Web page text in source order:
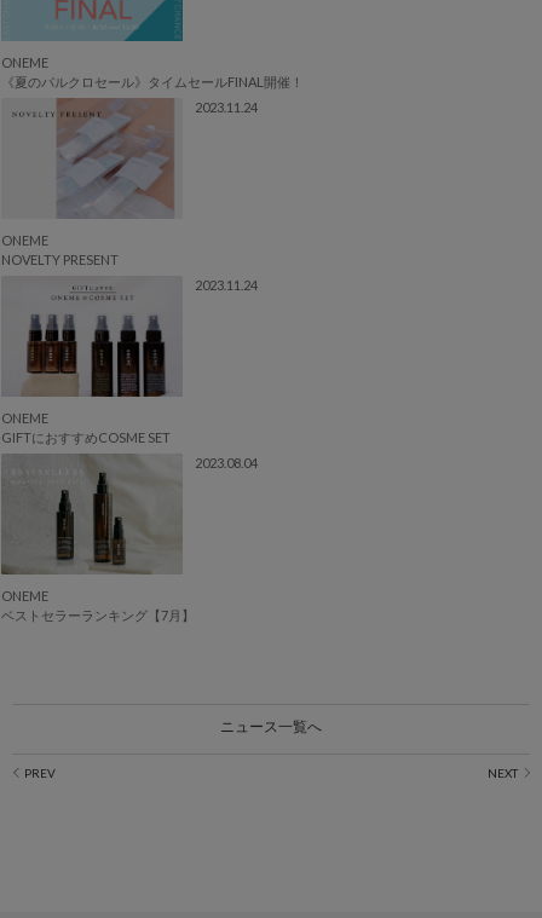
ONEME
《夏のパルクロセール》タイムセールFINAL開催！
2023.11.24
ONEME
NOVELTY PRESENT
2023.11.24
ONEME
GIFTにおすすめCOSME SET
2023.08.04
ONEME
ベストセラーランキング【7月】
ニュース一覧へ